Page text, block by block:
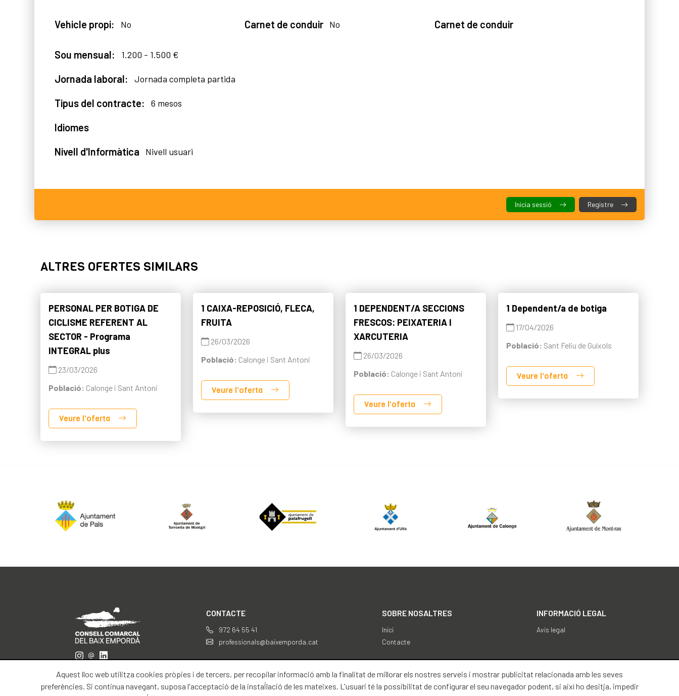
Vehicle propi: No Carnet de conduir No Carnet de conduir
Sou mensual: 1.200 - 1.500 €
Jornada laboral: Jornada completa partida
Tipus del contracte: 6 mesos
Idiomes
Nivell d'Informàtica
Nivell usuari
Inicia sessió Registre
ALTRES OFERTES SIMILARS
PERSONAL PER BOTIGA DE
CICLISME REFERENT AL
SECTOR - Programa
INTEGRAL plus
23/03/2026
Població: Calonge i Sant Antoni
Veure l'oferta
1 CAIXA-REPOSICIÓ, FLECA,
FRUITA
26/03/2026
Població: Calonge i Sant Antoni
Veure l'oferta
1 DEPENDENT/A SECCIONS
FRESCOS: PEIXATERIA I
XARCUTERIA
26/03/2026
Població: Calonge i Sant Antoni
Veure l'oferta
1 Dependent/a de botiga
17/04/2026
Població: Sant Feliu de Guíxols
Veure l'oferta
CONTACTE
972 64 55 41
professionals@baixemporda.cat
SOBRE NOSALTRES
Inici
Contacte
INFORMACIÓ LEGAL
Avís legal
Aquest lloc web utilitza cookies pròpies i de tercers, per recopilar informació amb la finalitat de millorar els nostres serveis i mostrar publicitat relacionada amb les seves
preferències. Si continua navegant, suposa l'acceptació de la instal·lació de les mateixes. L'usuari té la possibilitat de configurar el seu navegador podent, si així ho desitja, impedir